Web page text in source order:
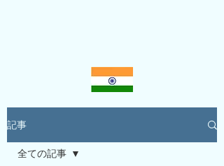
アリシュタ・バンガ~JYOTISHのススメ~
記事
全ての記事